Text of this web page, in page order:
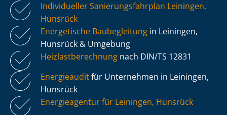
Individueller Sa­nie­rungs­fahr­plan Leiningen,
Hunsrück
Energetische Baubegleitung in Leiningen,
Hunsrück & Umgebung
Heiz­last­be­rech­nung nach DIN/TS 12831
Energieauditfür Unternehmen in Leiningen,
Hunsrück
Energieagentur für Leiningen, Hunsrück